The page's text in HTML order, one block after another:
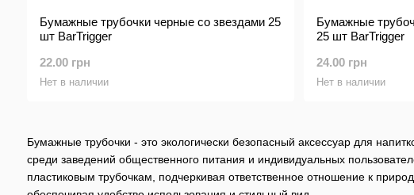
Бумажные трубочки - это экологически безопасный аксессуар для
среди заведений общественного питания и индивидуальных
пластиковым трубочкам, подчеркивая ответственное отношение к
Бумажные трубочки черные со звездами 25
шт BarTrigger
22.00 грн
Нет в наличии
Бумажные
25 шт BarTrigger
24.00 грн
Нет в наличии